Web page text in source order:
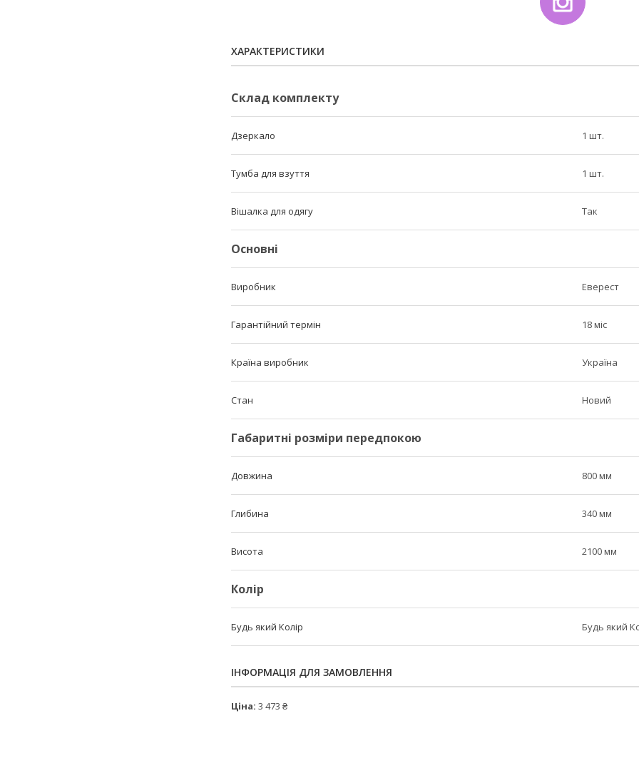
ХАРАКТЕРИСТИКИ
Склад комплекту
Дзеркало 1 шт.
Тумба для взуття 1 шт.
Вішалка для одягу Так
Основні
Виробник Еверест
Гарантійний термін 18 міс
Країна виробник Україна
Стан Новий
Габаритні розміри передпокою
Довжина 800 мм
Глибина 340 мм
Висота 2100 мм
Колір
Будь який Колір Будь який
ІНФОРМАЦІЯ ДЛЯ ЗАМОВЛЕННЯ
Ціна: 3 473 ₴